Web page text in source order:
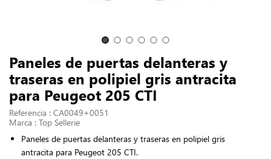
Paneles de puertas delanteras y
traseras en polipiel gris antracita
para Peugeot 205 CTI
Referencia : CA0049+0051
Marca : Top Sellerie
Paneles de puertas delanteras y traseras en polipiel gris
antracita para Peugeot 205 CTI.